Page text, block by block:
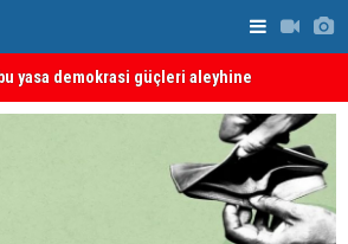
yasa demokrasi güçleri aleyhine
-- Ayşe Hür
sayılacak